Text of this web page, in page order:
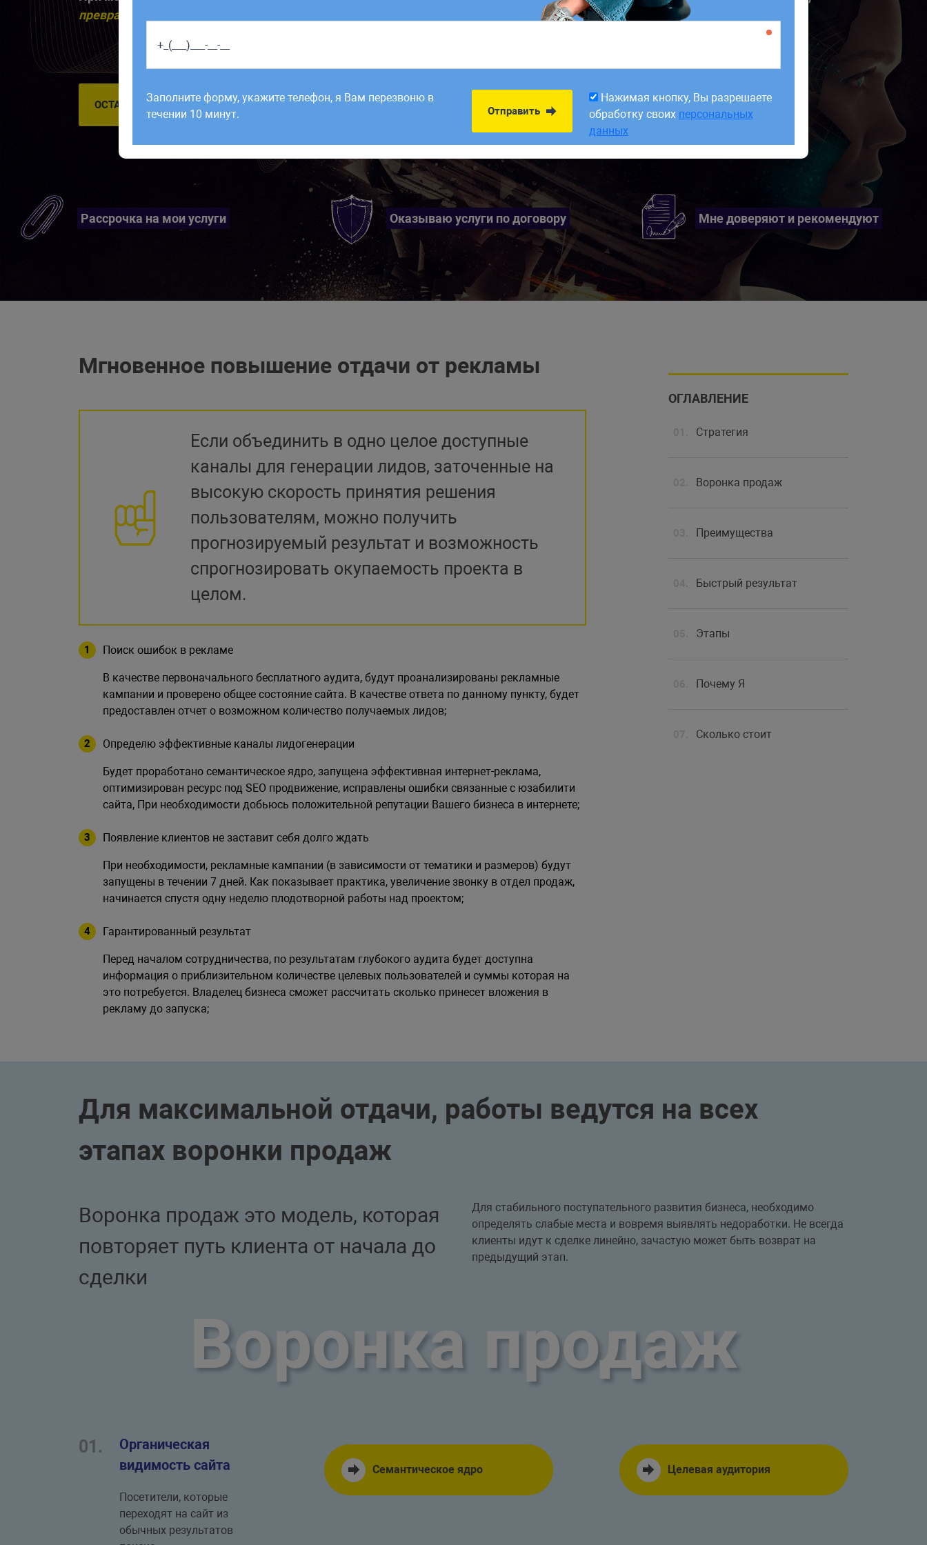
превращая свой бизнес в инструмент продаж!
ОСТАВИТЬ ЗАЯВКУ
Рассрочка на мои услуги Оказываю услуги по договору Мне доверяют и рекомендуют
Мгновенное повышение отдачи от рекламы
Если объединить в одно целое доступные
каналы для генерации лидов, заточенные на
высокую скорость принятия решения
пользователям, можно получить
прогнозируемый результат и возможность
спрогнозировать окупаемость проекта в
целом.
Поиск ошибок в рекламе
В качестве первоначального бесплатного аудита, будут проанализированы рекламные
кампании и проверено общее состояние сайта. В качестве ответа по данному пункту, будет
предоставлен отчет о возможном количество получаемых лидов;
Определю эффективные каналы лидогенерации
Будет проработано семантическое ядро, запущена эффективная интернет-реклама,
оптимизирован ресурс под SEO продвижение, исправлены ошибки связанные с юзабилити
сайта, При необходимости добьюсь положительной репутации Вашего бизнеса в интернете;
Появление клиентов не заставит себя долго ждать
При необходимости, рекламные кампании (в зависимости от тематики и размеров) будут
запущены в течении 7 дней. Как показывает практика, увеличение звонку в отдел продаж,
начинается спустя одну неделю плодотворной работы над проектом;
Гарантированный результат
Перед началом сотрудничества, по результатам глубокого аудита будет доступна
информация о приблизительном количестве целевых пользователей и суммы которая на
это потребуется. Владелец бизнеса сможет рассчитать сколько принесет вложения в
рекламу до запуска;
ОГЛАВЛЕНИЕ
Стратегия
Воронка продаж
Преимущества
Быстрый результат
Этапы
Почему Я
Сколько стоит
Для максимальной отдачи, работы ведутся на всех
этапах воронки продаж
Воронка продаж это модель, которая
повторяет путь клиента от начала до
сделки
Для стабильного поступательного развития бизнеса, необходимо
определять слабые места и вовремя выявлять недоработки. Не всегда
клиенты идут к сделке линейно, зачастую может быть возврат на
предыдущий этап.
Воронка продаж
01.
Органическая
видимость сайта
Посетители, которые
переходят на сайт из
обычных результатов
Семантическое ядро Целевая аудитория
Работаем по будням с 9:00 до 18:00. Заявки,
рабочий день до 12:00.
Нажимая кнопку, Вы разрешаете
данных
Заполните форму, укажите телефон, я Вам перезвоню в
течении 10 минут.
Отправить
Нажимая кнопку, Вы разрешаете
обработку своих персональных
данных